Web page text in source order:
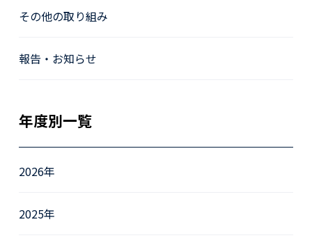
その他の取り組み
報告・お知らせ
年度別一覧
2026年
2025年